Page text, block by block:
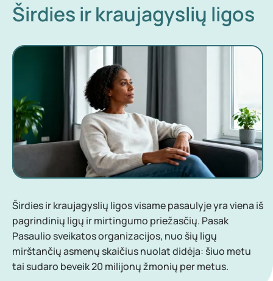
Širdies ir kraujagyslių ligos
Širdies ir kraujagyslių ligos visame pasaulyje yra viena iš
pagrindinių ligų ir mirtingumo priežasčių. Pasak
Pasaulio sveikatos organizacijos, nuo šių ligų
mirštančių asmenų skaičius nuolat didėja: šiuo metu
tai sudaro beveik 20 milijonų žmonių per metus.